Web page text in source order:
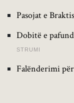
Pasojat e
Dobitë e
STRUMI
Falënderimi